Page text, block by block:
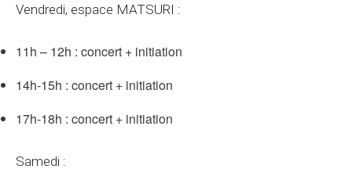
Vendredi, espace MATSURI :
11h – 12h : concert + initiation
14h-15h : concert + initiation
17h-18h : concert + initiation
Samedi :